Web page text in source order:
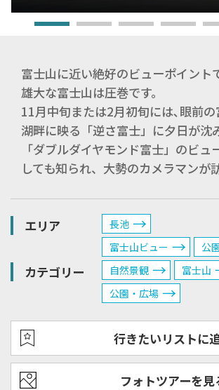
富士山に近い絶好のビューポイント
雄大な富士山は圧巻です。
11月中旬または2月初旬には､眼前
湖畔に映る「逆さ富士」に夕日が沈
「ダブルダイヤモンド富士」のビュ
しても知られ、大勢のカメラマンが
エリア 長池
カテゴリー
富士山ビュー
公
自然景観
富士山
公園・広場
行きたいリストに
フォトツアーを見